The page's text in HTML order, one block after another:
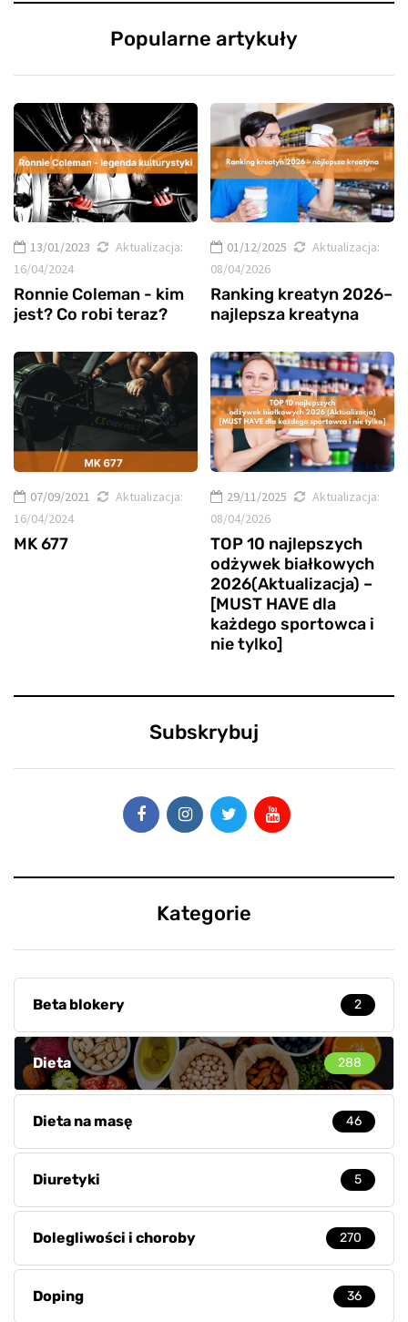
Popularne artykuły
13/01/2023
Aktualizacja:
16/04/2024
Ronnie Coleman - kim
jest? Co robi teraz?
01/12/2025
Aktualizacja:
08/04/2026
Ranking kreatyn 2026–
najlepsza kreatyna
07/09/2021
Aktualizacja:
16/04/2024
MK 677
29/11/2025
Aktualizacja:
08/04/2026
TOP 10 najlepszych
odżywek białkowych
2026(Aktualizacja) –
[MUST HAVE dla
każdego sportowca i
nie tylko]
Subskrybuj
Kategorie
Beta blokery 2
Dieta 288
Dieta na masę 46
Diuretyki 5
Dolegliwości i choroby 270
Doping 36